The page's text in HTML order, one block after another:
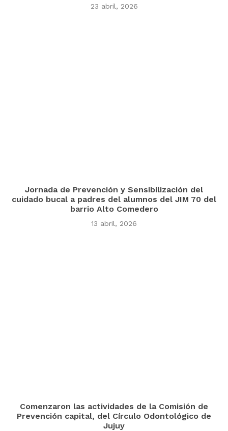
23 abril, 2026
Jornada de Prevención y Sensibilización del
cuidado bucal a padres del alumnos del JIM 70 del
barrio Alto Comedero
13 abril, 2026
Comenzaron las actividades de la Comisión de
Prevención capital, del Círculo Odontológico de
Jujuy